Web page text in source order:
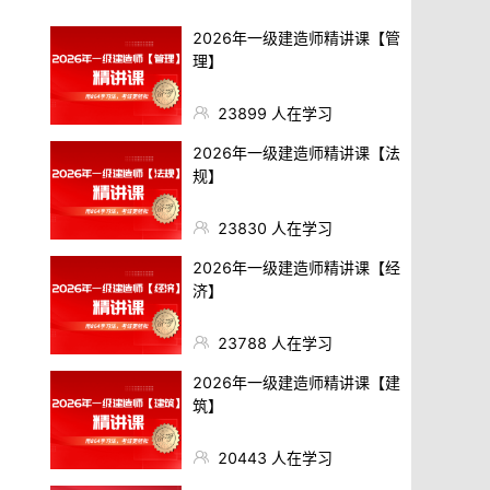
2026年一级建造师精讲课【管
理】
23899 人在学习
2026年一级建造师精讲课【法
规】
23830 人在学习
2026年一级建造师精讲课【经
济】
23788 人在学习
2026年一级建造师精讲课【建
筑】
20443 人在学习